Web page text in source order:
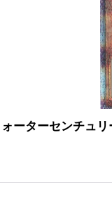
ーターセンチュ